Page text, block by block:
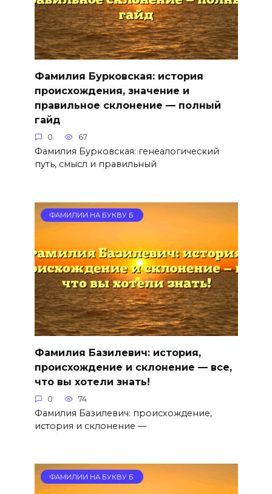
Фамилия Бурковская: история
происхождения, значение и
правильное склонение — полный
гайд
0 67
Фамилия Бурковская: генеалогический
путь, смысл и правильный
ФАМИЛИИ НА БУКВУ Б
Фамилия Базилевич: история,
происхождение и склонение — все,
что вы хотели знать!
0 74
Фамилия Базилевич: происхождение,
история и склонение —
ФАМИЛИИ НА БУКВУ Б